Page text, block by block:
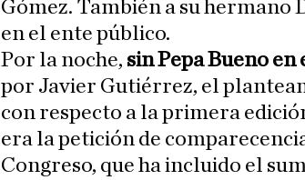
Gómez. También a su hermano
en el ente público.
Por la noche, sin Pepa Bueno en
por Javier Gutiérrez, el
con respecto a la primera
era la petición de
Congreso, que ha incluido el